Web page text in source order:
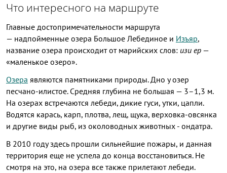
Что интересного на маршруте
Главные достопримечательности маршрута
— надпойменные озера Большое Лебединое и Изъяр,
название озера происходит от марийских слов: изи ер —
«маленькое озеро».
Озера являются памятниками природы. Дно у озер
песчано-илистое. Средняя глубина не большая — 3–1,3 м.
На озерах встречаются лебеди, дикие гуси, утки, цапли.
Водятся карась, карп, плотва, лещ, щука, верховка-овсянка
и другие виды рыб, из околоводных животных - ондатра.
В 2010 году здесь прошли сильнейшие пожары, и данная
территория еще не успела до конца восстановиться. Не
смотря на это, на озера все также прилетают лебеди.